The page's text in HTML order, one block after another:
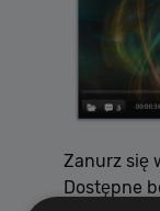
Zanurz się
Dostępne